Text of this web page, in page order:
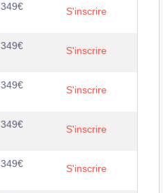
349€ S'inscrire
349€ S'inscrire
349€ S'inscrire
349€ S'inscrire
349€ S'inscrire